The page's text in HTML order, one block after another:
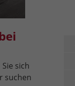
sich
suchen